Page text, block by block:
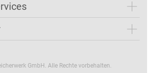
GmbH. Alle Rechte vorbehalten.